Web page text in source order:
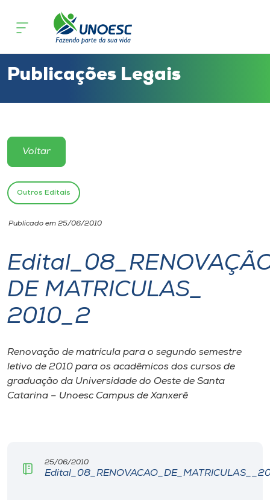
Cursos
Atendimento ao Estudante
Portal de Ensino
Unoesc
Internacionalização
I.nova
Cultura
Editora
Publicações Legais
Voltar
Outros Editais
Publicado em 25/06/2010
DE MATRICULAS_
2010_2
Renovação de matrícula para o segundo semestre
letivo de 2010 para os acadêmicos dos cursos de
graduação da Universidade do Oeste de Santa
Catarina – Unoesc Campus de Xanxerê
25/06/2010